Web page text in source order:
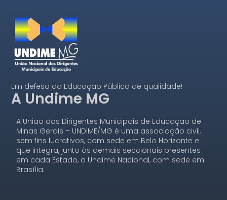
Em defesa da Educação Pública de qualidade!
A Undime MG
A União dos Dirigentes Municipais de Educação de
Minas Gerais – UNDIME/MG é uma associação civil,
sem fins lucrativos, com sede em Belo Horizonte e
que integra, junto às demais seccionais presentes
em cada Estado, a Undime Nacional, com sede em
Brasília.